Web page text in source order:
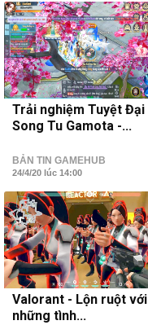
Trải nghiệm Tuyệt Đại
Song Tu Gamota -...
BẢN TIN GAMEHUB
24/4/20 lúc 14:00
Valorant - Lộn ruột với
những tình...